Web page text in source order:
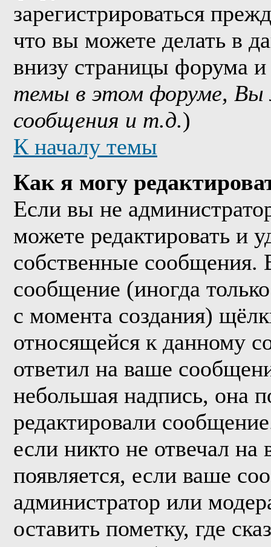
зарегистрироваться
что вы можете делать в
внизу страницы форума
темы в этом форуме,
сообщения и т.д.)
К началу темы
Как я могу
Если вы не
можете редактировать и
собственные сообщения.
сообщение (иногда
с момента создания)
относящейся к данному
ответил на ваше
небольшая надпись, она
редактировали
если никто не отвечал
появляется, если ваше
администратор или
оставить пометку, где